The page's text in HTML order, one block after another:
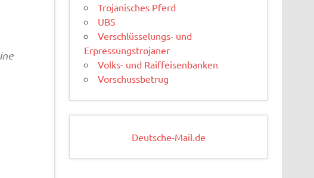
Trojanisches Pferd
UBS
Verschlüsselungs- und
Erpressungstrojaner
Volks- und Raiffeisenbanken
Vorschussbetrug
Deutsche-Mail.de